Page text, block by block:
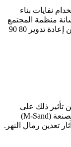
نفايات بناء
منظمة المجتمع
العلمي العربي وجد من خلال الدراسات أنه يمكن إعادة تدوير 80 90
تأثير ذلك على
البيئة. حيث أن البديل لرمل النهر هو الرمال المصنعة (M-Sand)
تعدين رمال النهر.